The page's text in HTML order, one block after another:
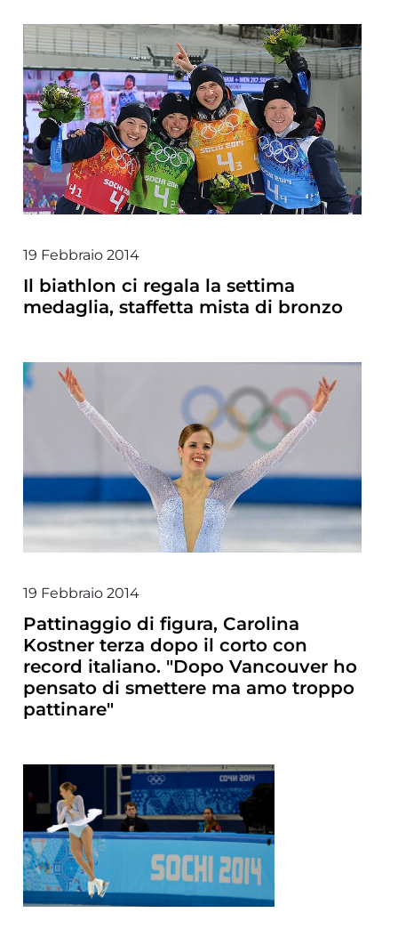
19 Febbraio 2014
Il biathlon ci regala la settima
medaglia, staffetta mista di bronzo
19 Febbraio 2014
Pattinaggio di figura, Carolina
Kostner terza dopo il corto con
record italiano. "Dopo Vancouver ho
pensato di smettere ma amo troppo
pattinare"